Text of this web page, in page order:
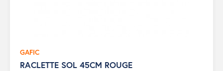
GAFIC
RACLETTE SOL 45CM ROUGE